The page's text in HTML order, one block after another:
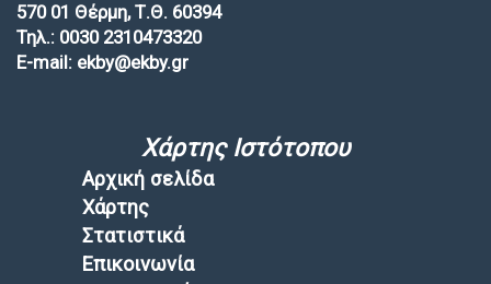
570 01 Θέρμη, Τ.Θ. 60394
Τηλ.: 0030 2310473320
E-mail: ekby@ekby.gr
Χάρτης Ιστότοπου
Αρχική σελίδα
Χάρτης
Στατιστικά
Επικοινωνία